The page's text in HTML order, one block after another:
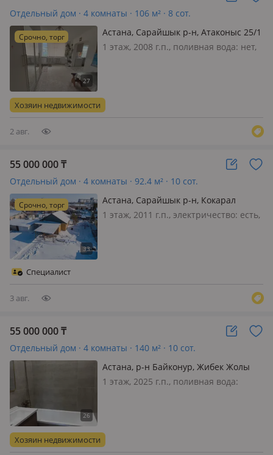
Отдельный дом · 4 комнаты · 106 м² · 8 сот.
Срочно, торг
Астана, Сарайшык р-н, Атаконыс 25/1
1 этаж, 2008 г.п., поливная вода: нет,
ищете дом для счастливого
проживания с семьёй — это
Хозяин недвижимости
2 авг.
55 000 000₸
Отдельный дом · 4 комнаты · 92.4 м² · 10 сот.
Срочно, торг
Астана, Сарайшык р-н, Кокарал
1 этаж, 2011 г.п., электричество: есть,
Специалист
3 авг.
55 000 000₸
Отдельный дом · 4 комнаты · 140 м² · 10 сот.
Астана, р-н Байконур, Жибек Жолы
ул.Тастобе — Карагандинская трасса
1 этаж, 2025 г.п., поливная вода:
Жолы — комфорт рядом с городом
Продаётся уютный и стильный дом…
Хозяин недвижимости